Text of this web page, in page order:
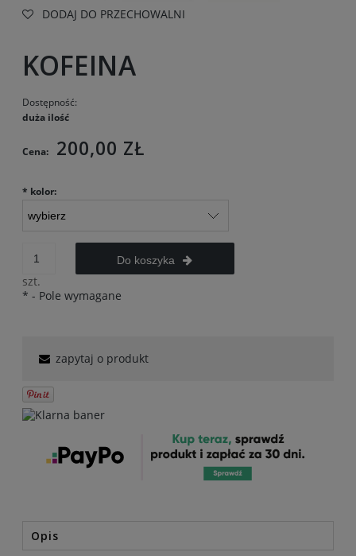
DODAJ DO PRZECHOWALNI
KOFEINA
Dostępność:
duża ilość
Cena: 200,00 ZŁ
* kolor:
szt.
Do koszyka
* - Pole wymagane
zapytaj o produkt
Opis